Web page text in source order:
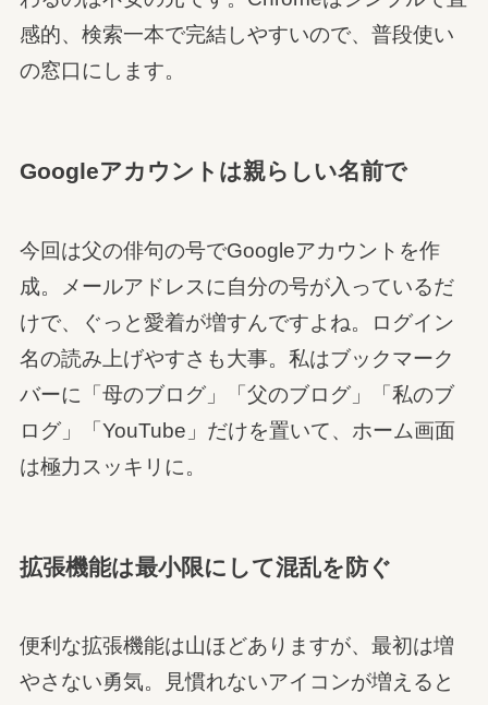
感的、検索一本で完結しやすいので、普段使い
の窓口にします。
Googleアカウントは親らしい名前で
今回は父の俳句の号でGoogleアカウントを作
成。メールアドレスに自分の号が入っているだ
けで、ぐっと愛着が増すんですよね。ログイン
名の読み上げやすさも大事。私はブックマーク
バーに「母のブログ」「父のブログ」「私のブ
ログ」「YouTube」だけを置いて、ホーム画面
は極力スッキリに。
拡張機能は最小限にして混乱を防ぐ
便利な拡張機能は山ほどありますが、最初は増
やさない勇気。見慣れないアイコンが増えると